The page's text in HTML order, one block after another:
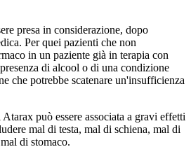
presa in considerazione, dopo
Per quei pazienti che non
in un paziente già in terapia con
di alcool o di una condizione
che potrebbe scatenare un'insufficienza
può essere associata a gravi effetti
mal di testa, mal di schiena, mal di
di stomaco.